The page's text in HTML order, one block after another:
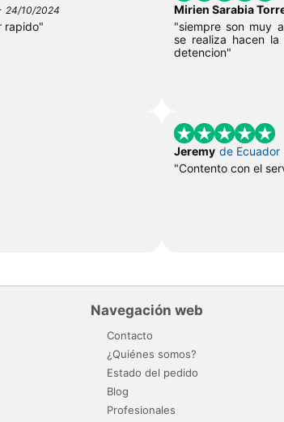
24/10/2024
rapido"
Mirien Sarabia
"siempre son muy
se realiza hacen la
detencion"
Jeremy de Ecuador
"Contento con el
Navegación web
Contacto
¿Quiénes somos?
Estado del pedido
Blog
Profesionales